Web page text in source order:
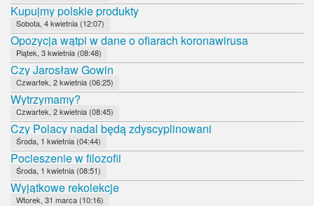
Kupujmy polskie produkty
Sobota, 4 kwietnia (12:07)
Opozycja wątpi w dane o ofiarach koronawirusa
Piątek, 3 kwietnia (08:48)
Czy Jarosław Gowin
Czwartek, 2 kwietnia (06:25)
Wytrzymamy?
Czwartek, 2 kwietnia (08:45)
Czy Polacy nadal będą zdyscyplinowani
Środa, 1 kwietnia (04:44)
Pocieszenie w filozofii
Środa, 1 kwietnia (08:51)
Wyjątkowe rekolekcje
Wtorek, 31 marca (10:16)